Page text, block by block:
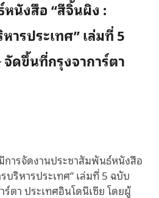
นังสือ “สีจิ้นผิง :
ารประเทศ” เล่มที่ 5
ดขึ้นที่กรุงจาการ์ตา
การจัดงานประชาสัมพันธ์หนังสือ
บริหารประเทศ” เล่มที่ 5 ฉบับ
ตา ประเทศอินโดนีเซีย โดยผู้